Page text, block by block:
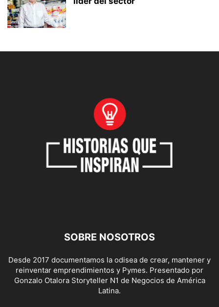
SOBRE NOSOTROS
Desde 2017 documentamos la odisea de crear, mantener y
reinventar emprendimientos y Pymes. Presentado por
Gonzalo Otalora Storyteller N1 de Negocios de América
Latina.